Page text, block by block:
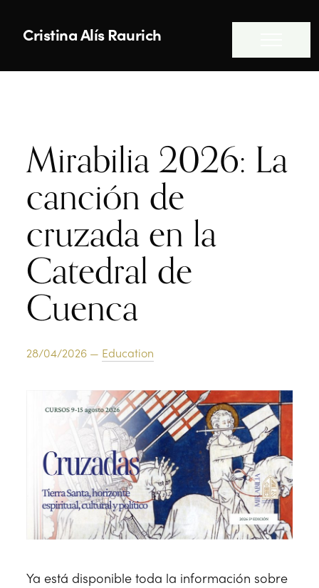
Cristina Alís Raurich
N
Mirabilia 2026: La
canción de
cruzada en la
Catedral de
Cuenca
28/04/2026 — Education
Ya está disponible toda la información sobre